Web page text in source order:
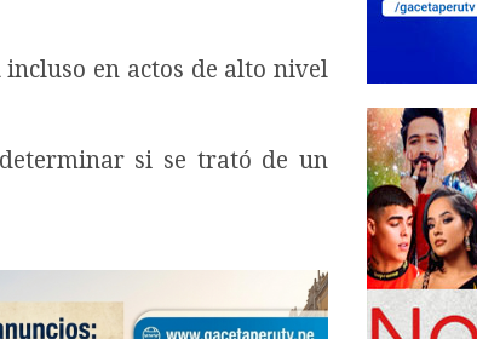
incluso en actos de alto nivel
si se trató de un